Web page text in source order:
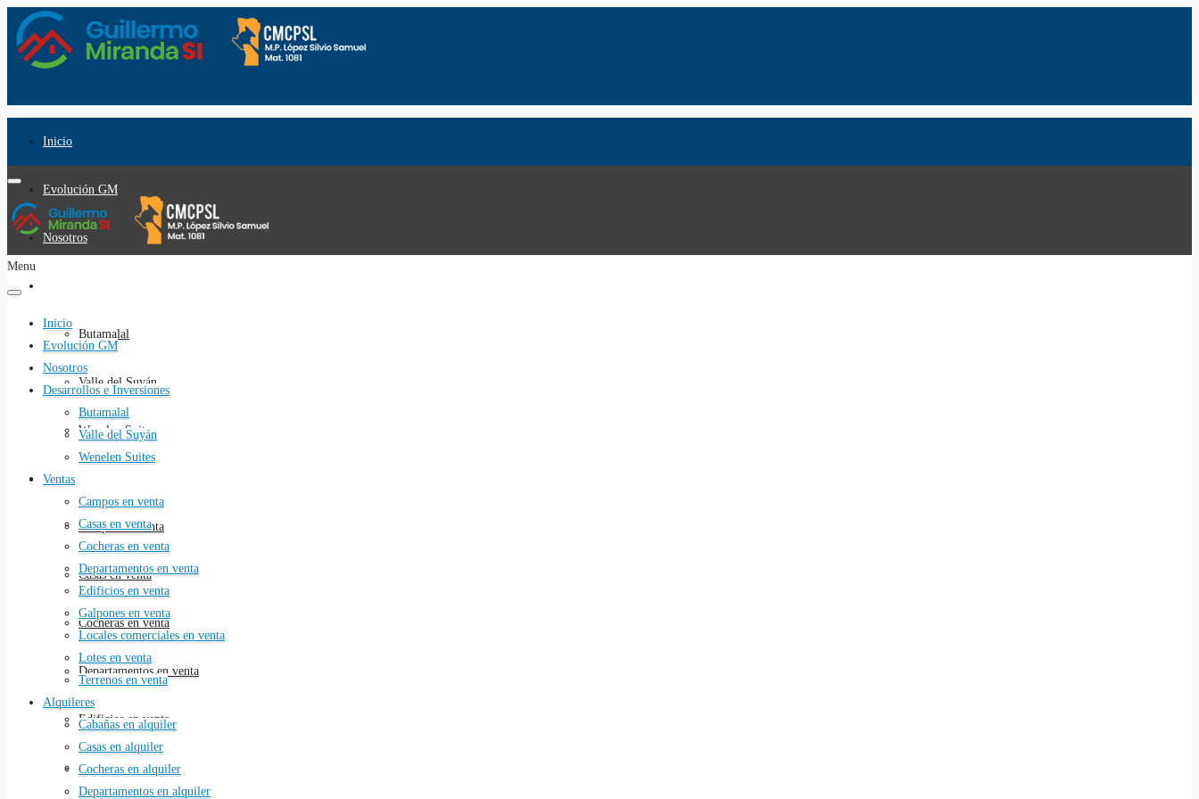
Inicio
Evolución GM
Nosotros
Butamalal
Valle del Suyán
Wenelen Suites
Ventas
Campos en venta
Casas en venta
Cocheras en venta
Departamentos en venta
Edificios en venta
Galpones en venta
Menu
Inicio
Evolución GM
Nosotros
Desarrollos e Inversiones
Butamalal
Valle del Suyán
Wenelen Suites
Ventas
Campos en venta
Casas en venta
Cocheras en venta
Departamentos en venta
Edificios en venta
Galpones en venta
Locales comerciales en venta
Lotes en venta
Terrenos en venta
Alquileres
Cabañas en alquiler
Casas en alquiler
Cocheras en alquiler
Departamentos en alquiler